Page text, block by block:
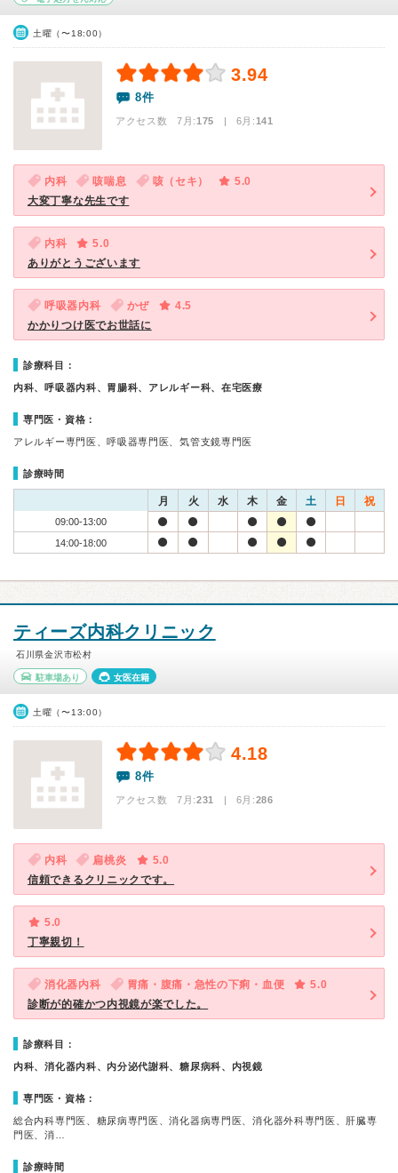
土曜（〜18:00）
3.94
8件
アクセス数 7月:175 | 6月:141
内科 咳喘息 咳（セキ）
5.0
大変丁寧な先生です
内科
5.0
ありがとうございます
呼吸器内科 かぜ
4.5
かかりつけ医でお世話に
診療科目：
内科、呼吸器内科、胃腸科、アレルギー科、在宅医療
専門医・資格：
アレルギー専門医、呼吸器専門医、気管支鏡専門医
診療時間
月 火 水 木 金 土 日 祝
09:00-13:00
14:00-18:00
ティーズ内科クリニック
石川県金沢市松村
駐車場あり 女医在籍
土曜（〜13:00）
4.18
8件
アクセス数 7月:231 | 6月:286
内科 扁桃炎
5.0
信頼できるクリニックです。
5.0
丁寧親切！
消化器内科 胃痛・腹痛・急性の下痢・血便
5.0
診断が的確かつ内視鏡が楽でした。
診療科目：
内科、消化器内科、内分泌代謝科、糖尿病科、内視鏡
専門医・資格：
総合内科専門医、糖尿病専門医、消化器病専門医、消化器外科専門医、肝臓専
門医、消…
診療時間